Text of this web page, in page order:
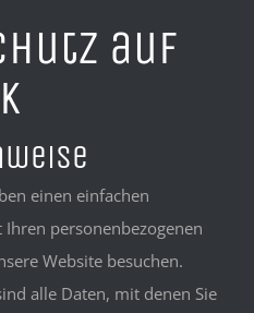
auf
einen einfachen
personenbezogenen
Website besuchen.
alle Daten, mit denen Sie